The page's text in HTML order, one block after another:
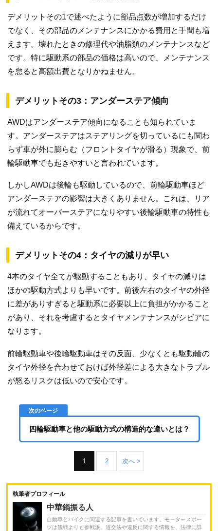
デメリットその1で述べたように部品点数が増加するだけ
でなく、その部品のメンテナンスにかかる費用と手間も増
えます。壊れたときの修理代や油脂類のメンテナンスなど
です。特に駆動系の部品の価格は高いので、メンテナンス
を怠ると高額出費となりかねません。
デメリットその3：アンダーステア傾向
AWDはアンダーステア傾向になることも知られていま
す。アンダーステアはステアリングを切っているにも関わ
らず車が外に膨らむ（フロントタイヤが滑る）現象で、前
輪駆動車でも起きやすいと言われています。
しかしAWDは後輪も駆動しているので、前輪駆動車ほど
アンダーステアの影響は大きくありません。これは、リア
が流れてオーバーステアになりやすい後輪駆動車の特性も
備えているからです。
デメリットその4：タイヤの減りが早い
4本のタイヤ全てが駆動することもあり、タイヤの減りは
ほかの駆動方式よりも早いです。前後左右のタイヤの外径
に差がありすぎると駆動系に必要以上に負担がかかること
があり、それを考慮するとタイヤメンテナンスがシビアに
なります。
前輪駆動車や後輪駆動車はその反面、少なくとも駆動輪の
タイヤ外径を合わせておけば外径差による大きなトラブル
が怒るリスクは低いので安心です。
四輪駆動車と他の駆動方式の構造的な違いとは？
1 2 次へ >
執筆者プロフィール
中華鍋振る人
自動車とバイクに関連する記事を書いています。モータースポー
ツは観戦よりも参戦派。道交法や違反に関する情報を、法律に詳